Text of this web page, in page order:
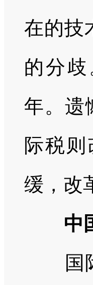
在的技
的分歧
年。遗
际税
缓，改
中
国